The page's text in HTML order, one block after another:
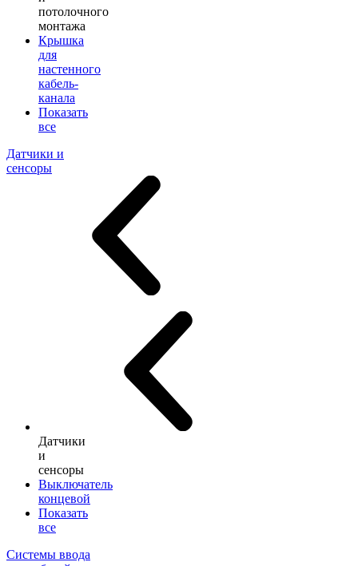
потолочного
монтажа
Крышка
для
настенного
кабель-
канала
Показать
все
Датчики и
сенсоры
Датчики
и
сенсоры
Выключатель
концевой
Показать
все
Системы ввода